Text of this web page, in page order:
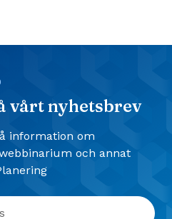
vårt nyhetsbrev
information om
och annat